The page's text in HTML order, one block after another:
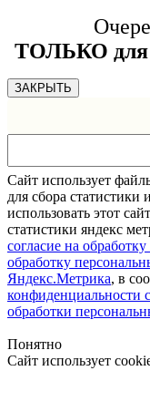
ТОЛЬКО для
ЗАКРЫТЬ
Сайт использует
для сбора
использовать этот
статистики яндекс
согласие на
обработку
Яндекс.Метрика, в
конфиденциальности
обработки
Понятно
Сайт использует